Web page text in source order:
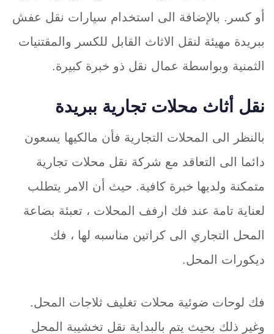
أو كسر. بالإضافة الى استخدام سيارات نقل عفش
ببريدة مهيئة لنقل الاثاث القابل للكسر والمقتنيات
الثمنية وبواسطة عمال نقل ذو خبرة كبيرة.
نقل أثاث محلات تجارية ببريدة
بالنظر الى المحلات التجارية فأن مالكيها يسعون
دائما الى التعاقد مع شركة نقل محلات تجارية
متمكنة ولديها خبرة كافية. حيث أن الامر يتطلب
لعناية تامة عند فك ارفف المحلات ، تعبئة بضاعة
المحل التجاري الى كراتين مناسبه لها ، فك
ديكورات المحل.
فك لوحات ضوئية محلات تغليف ثلاجات المحل.
وغير ذلك بحيث يتم بالبداية نقل تخشيبة المحل